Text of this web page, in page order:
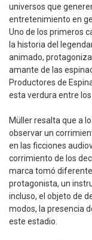
universos que
entretenimiento en
Uno de los primeros
la historia del
animado,
amante de las
Productores de
esta verdura entre los
Müller resalta que a
observar un
en las ficciones
corrimiento de los
marca tomó
protagonista, un
incluso, el objeto de
modos, la presencia
este estadio.